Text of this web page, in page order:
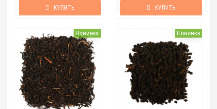
КУПИТЬ КУПИТЬ
Новинка Новинка